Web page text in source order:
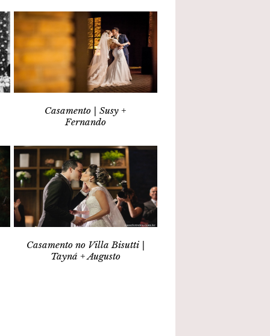
Casamento | Susy +
Fernando
Casamento no Villa Bisutti |
Tayná + Augusto